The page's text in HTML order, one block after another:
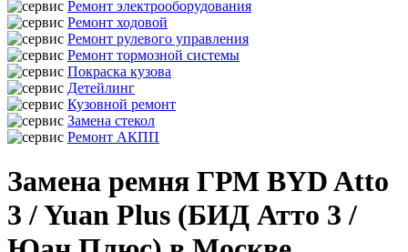
Ремонт электрооборудования
Ремонт ходовой
Ремонт рулевого управления
Ремонт тормозной системы
Покраска кузова
Детейлинг
Кузовной ремонт
Замена стекол
Ремонт АКПП
Замена ремня ГРМ BYD Atto
3 / Yuan Plus (БИД Атто 3 /